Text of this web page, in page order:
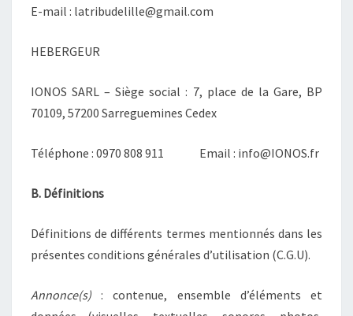
E-mail : latribudelille@gmail.com
HEBERGEUR
IONOS SARL – Siège social : 7, place de la Gare, BP
70109, 57200 Sarreguemines Cedex
Téléphone : 0970 808 911 Email : info@IONOS.fr
B. Définitions
Définitions de différents termes mentionnés dans les
présentes conditions générales d’utilisation (C.G.U).
Annonce(s) : contenue, ensemble d’éléments et